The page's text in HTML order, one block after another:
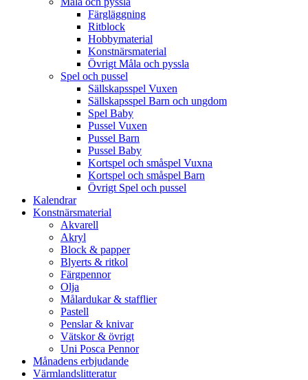
Färgläggning
Ritblock
Hobbymaterial
Konstnärsmaterial
Övrigt Måla och pyssla
Spel och pussel
Sällskapsspel Vuxen
Sällskapsspel Barn och ungdom
Spel Baby
Pussel Vuxen
Pussel Barn
Pussel Baby
Kortspel och småspel Vuxna
Kortspel och småspel Barn
Övrigt Spel och pussel
Kalendrar
Konstnärsmaterial
Akvarell
Akryl
Block & papper
Blyerts & ritkol
Färgpennor
Olja
Målardukar & stafflier
Pastell
Penslar & knivar
Vätskor & övrigt
Uni Posca Pennor
Månadens erbjudande
Värmlandslitteratur